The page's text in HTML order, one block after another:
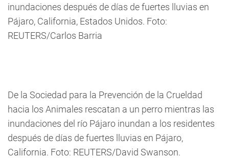
inundaciones después de días de fuertes lluvias en
Pájaro, California, Estados Unidos. Foto:
REUTERS/Carlos Barria
De la Sociedad para la Prevención de la Crueldad
hacia los Animales rescatan a un perro mientras las
inundaciones del río Pájaro inundan a los residentes
después de días de fuertes lluvias en Pájaro,
California. Foto: REUTERS/David Swanson.